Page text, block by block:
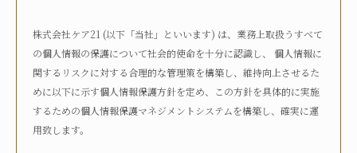
いる
何らかの高齢者向け施設に入居している
病院に入院している
その他
介護度
株式会社ケア21 (以下「当社」といいます) は、業務上取扱うすべて
の個人情報の保護について社会的使命を十分に認識し、 個人情報に
関するリスクに対する合理的な管理策を構築し、維持向上させるた
めに以下に示す個人情報保護方針を定め、この方針を具体的に実施
するための個人情報保護マネジメントシステムを構築し、確実に運
用致します。